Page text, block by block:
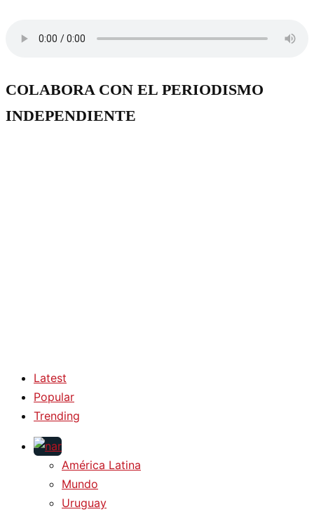
COLABORA CON EL PERIODISMO
INDEPENDIENTE
Latest
Popular
Trending
América Latina
Mundo
Uruguay